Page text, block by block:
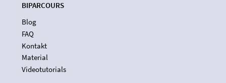
BIPARCOURS
Blog
FAQ
Kontakt
Material
Videotutorials